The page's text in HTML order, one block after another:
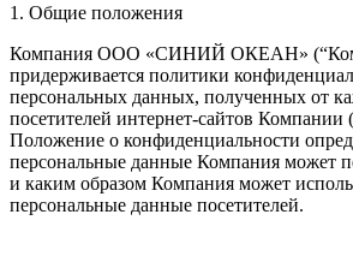
1. Общие положения
Компания ООО «СИНИЙ ОКЕАН»
придерживается политики
персональных данных, полученных от
посетителей интернет-сайтов
Положение о конфиденциальности
персональные данные Компания может
и каким образом Компания может
персональные данные посетителей.